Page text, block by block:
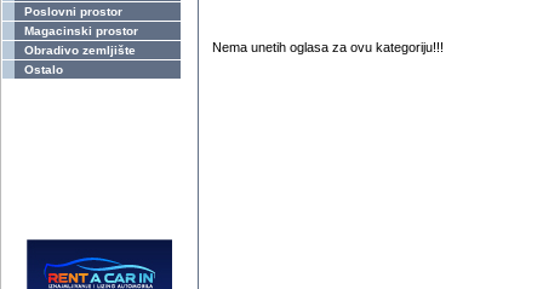
Poslovni prostor
Magacinski prostor
Obradivo zemljište
Ostalo
Nema unetih oglasa za ovu kategoriju!!!